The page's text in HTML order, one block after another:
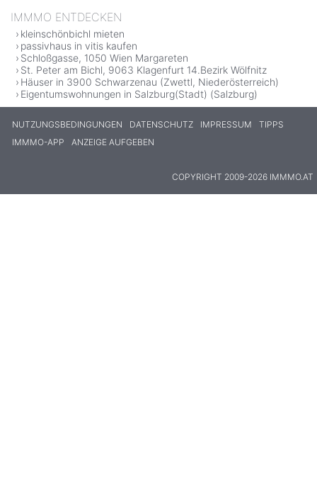
IMMMO ENTDECKEN
kleinschönbichl mieten
passivhaus in vitis kaufen
Schloßgasse, 1050 Wien Margareten
St. Peter am Bichl, 9063 Klagenfurt 14.Bezirk Wölfnitz
Häuser in 3900 Schwarzenau (Zwettl, Niederösterreich)
Eigentumswohnungen in Salzburg(Stadt) (Salzburg)
NUTZUNGSBEDINGUNGEN DATENSCHUTZ IMPRESSUM
TIPPS
IMMMO-APP
ANZEIGE AUFGEBEN
COPYRIGHT 2009-2026 IMMMO.AT